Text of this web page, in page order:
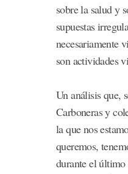
sobre la salud y
supuestas
necesariamente
son actividades
Un análisis que,
Carboneras y
la que nos
queremos,
durante el último